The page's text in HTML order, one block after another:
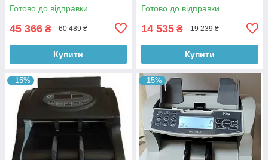
Готово до відправки
45 366 ₴ 60 489 ₴
Купити
Готово до відправки
14 535 ₴ 19 239 ₴
Купити
–15% –15%